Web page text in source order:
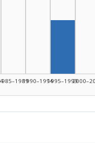
1990–19941995–1999